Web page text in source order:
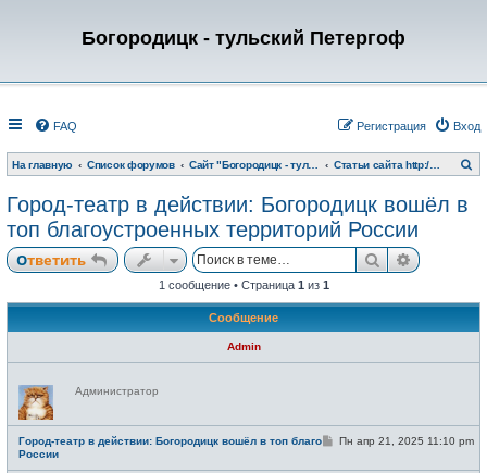
Богородицк - тульский Петергоф
FAQ Вход
Регистрация
На главную Список форумов Сайт "Богородицк - тульский Петергоф"
о
Город-театр в действии: Богородицк вошёл в
топ благоустроенных территорий России
Ответить Поиск
1 сообщение • Страница 1 из 1
Сообщение
Admin
Н
е
в
с
е
т
и
Администратор
Город-театр в действии: Богородицк вошёл в топ благоустроенных территорий
России
СПн апр 21, 2025 11:10 pm